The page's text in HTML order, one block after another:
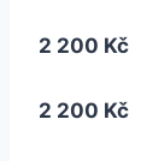
2 200 Kč
2 200 Kč